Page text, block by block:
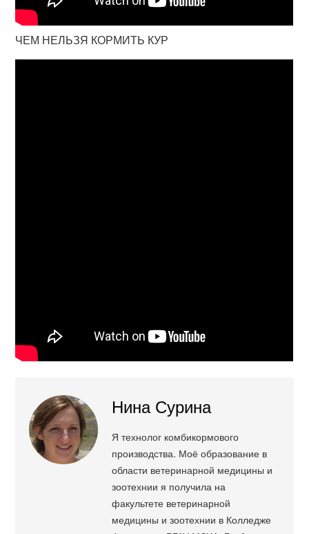
ЧЕМ НЕЛЬЗЯ КОРМИТЬ КУР
Нина Сурина
Я технолог комбикормового
производства. Моё образование в
области ветеринарной медицины и
зоотехнии я получила на
факультете ветеринарной
медицины и зоотехнии в Колледже